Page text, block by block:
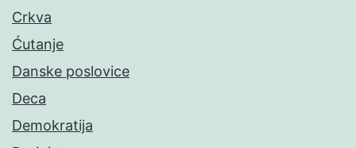
Crkva
Ćutanje
Danske poslovice
Deca
Demokratija